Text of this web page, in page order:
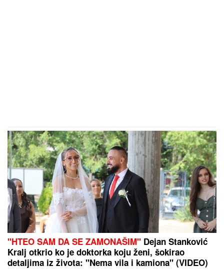
"HTEO SAM DA SE ZAMONAŠIM" Dejan Stanković
Kralj otkrio ko je doktorka koju ženi, šokirao
detaljima iz života: "Nema vila i kamiona" (VIDEO)